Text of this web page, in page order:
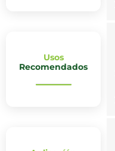
Usos
Recomendados